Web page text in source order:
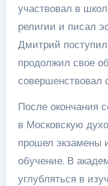
участвовал в
религии и писал
Дмитрий
продолжил свое
совершенствовал
После окончания
в Московскую
прошел экзамены
обучение. В
углубляться в